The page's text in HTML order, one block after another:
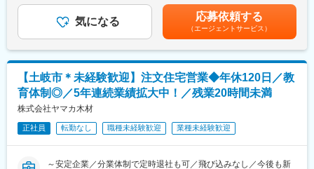
全で快適・おしゃれな空間の住宅を提供しております。
◎創業７３年の歴史を持っており、木材を扱っている材木商を前
身としており、様々な特性を持った木材の個性を生かした住宅づ
■働きやすさ
・年休120日以上でプライベートも重視できる環境です！現場で
ど、お客様の都合に合わせて柔軟な勤務体制で働くことができま
す。
与：年2回（6月、12月 計3.00ヶ月分または50万～100万円）■昇
給：年1回（4月）■モデル年収32歳（パチンコ店勤務）…年収700
万円■各種手当：住宅手当（月２万円）・昼食手当（月3,500
円）・資格手当・役職手当など賃金はあくまでも目安の金額であ
り、選考を通じて上下する可能性があります。月給(月額)は固定手
当を含めた表記です。
気になる 応募依頼する
（エージェントサービス）
【土岐市＊未経験歓迎】注文住宅営業◆年休120日／教
育体制◎／5年連続業績拡大中！／残業20時間未満
株式会社ヤマカ木材
正社員 転勤なし 職種未経験歓迎 業種未経験歓迎
～安定企業／分業体制で定時退社も可／飛び込みなし／今後も新